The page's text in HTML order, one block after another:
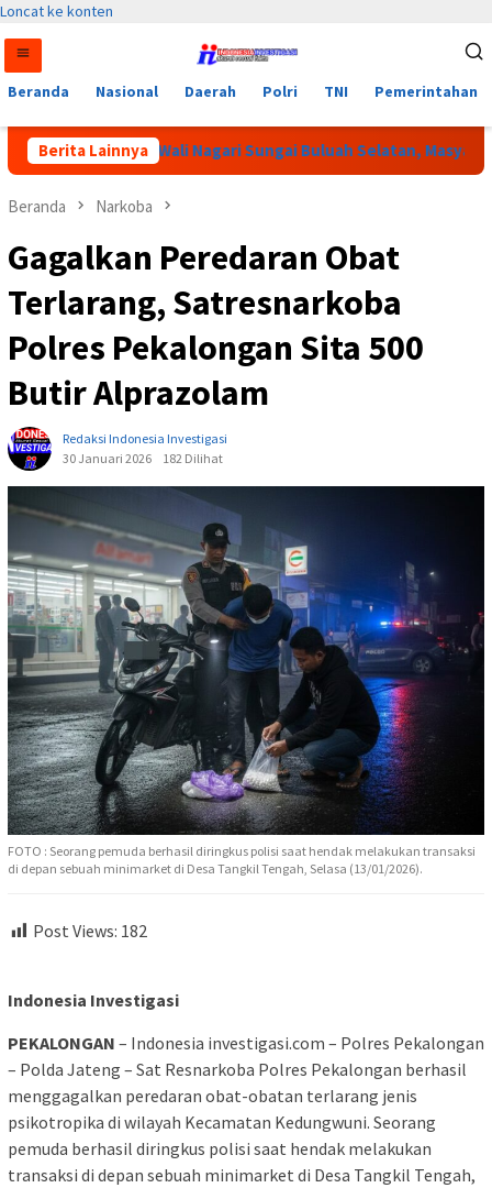
Loncat ke konten
Beranda Nasional Daerah Polri TNI Pemerintahan
Berita Lainnya
Pemilihan Wali Nagari Sungai Buluah Selatan, Masyarakat
Beranda Narkoba
Gagalkan Peredaran Obat
Terlarang, Satresnarkoba
Polres Pekalongan Sita 500
Butir Alprazolam
Redaksi Indonesia Investigasi
30 Januari 2026
182 Dilihat
FOTO : Seorang pemuda berhasil diringkus polisi saat hendak melakukan transaksi
di depan sebuah minimarket di Desa Tangkil Tengah, Selasa (13/01/2026).
Post Views: 182
Indonesia Investigasi
PEKALONGAN – Indonesia investigasi.com – Polres Pekalongan
– Polda Jateng – Sat Resnarkoba Polres Pekalongan berhasil
menggagalkan peredaran obat-obatan terlarang jenis
psikotropika di wilayah Kecamatan Kedungwuni. Seorang
pemuda berhasil diringkus polisi saat hendak melakukan
transaksi di depan sebuah minimarket di Desa Tangkil Tengah,